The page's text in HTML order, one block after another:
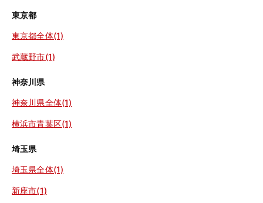
東京都
東京都全体(1)
武蔵野市(1)
神奈川県
神奈川県全体(1)
横浜市青葉区(1)
埼玉県
埼玉県全体(1)
新座市(1)